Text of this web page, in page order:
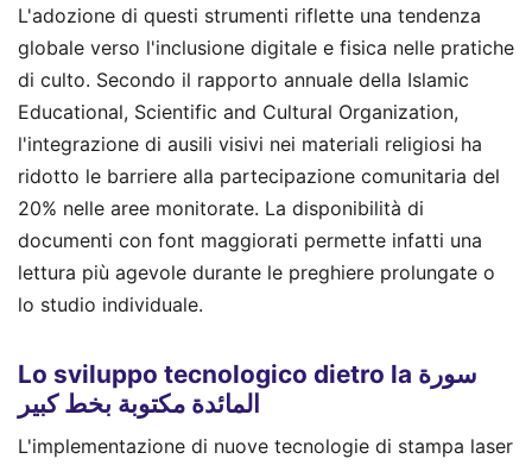
L'adozione di questi strumenti riflette una tendenza
globale verso l'inclusione digitale e fisica nelle pratiche
di culto. Secondo il rapporto annuale della Islamic
Educational, Scientific and Cultural Organization,
l'integrazione di ausili visivi nei materiali religiosi ha
ridotto le barriere alla partecipazione comunitaria del
20% nelle aree monitorate. La disponibilità di
documenti con font maggiorati permette infatti una
lettura più agevole durante le preghiere prolungate o
lo studio individuale.
Lo sviluppo tecnologico dietro la سورة
المائدة مكتوبة بخط كبير
L'implementazione di nuove tecnologie di stampa laser